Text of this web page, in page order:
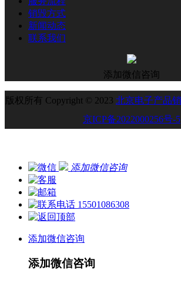
销毁方式
新闻动态
联系我们
添加微信咨询
版权所有 Copyright © 2023 北京电子产品
京ICP备2022000256号-5
添加微信咨询
15501086308
添加微信咨询
添加微信咨询